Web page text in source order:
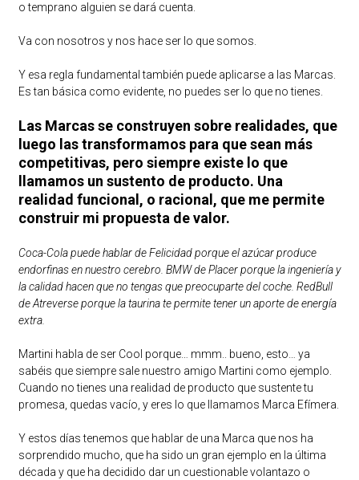
o temprano alguien se dará cuenta.
Va con nosotros y nos hace ser lo que somos.
Y esa regla fundamental también puede aplicarse a las Marcas.
Es tan básica como evidente, no puedes ser lo que no tienes.
Las Marcas se construyen sobre realidades, que
luego las transformamos para que sean más
competitivas, pero siempre existe lo que
llamamos un sustento de producto. Una
realidad funcional, o racional, que me permite
construir mi propuesta de valor.
Coca-Cola puede hablar de Felicidad porque el azúcar produce
endorfinas en nuestro cerebro. BMW de Placer porque la ingeniería y
la calidad hacen que no tengas que preocuparte del coche. RedBull
de Atreverse porque la taurina te permite tener un aporte de energía
extra.
Martini habla de ser Cool porque… mmm.. bueno, esto… ya
sabéis que siempre sale nuestro amigo Martini como ejemplo.
Cuando no tienes una realidad de producto que sustente tu
promesa, quedas vacío, y eres lo que llamamos Marca Efímera.
Y estos días tenemos que hablar de una Marca que nos ha
sorprendido mucho, que ha sido un gran ejemplo en la última
década y que ha decidido dar un cuestionable volantazo o